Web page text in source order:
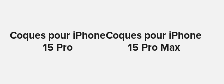
Coques pour iPhone
15 Pro
Coques pour iPhone
15 Pro Max